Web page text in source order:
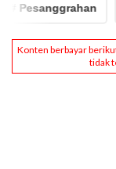
Pesanggrahan